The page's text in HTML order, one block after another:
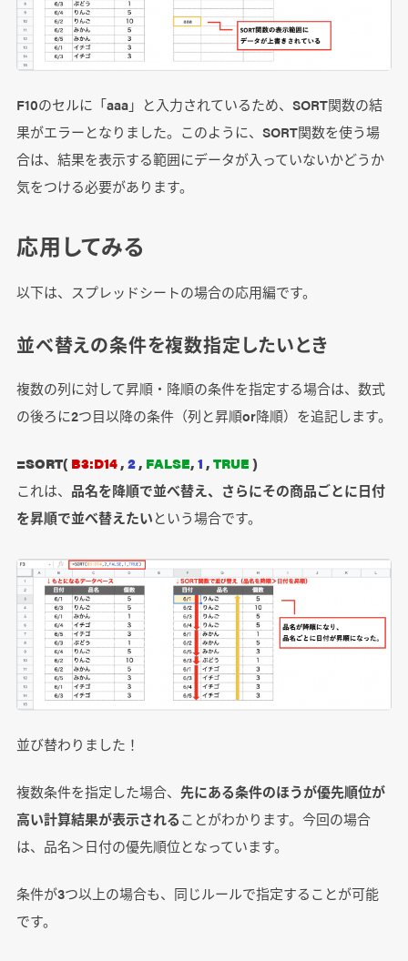
F10のセルに「aaa」と入力されているため、SORT関数の結
果がエラーとなりました。このように、SORT関数を使う場
合は、結果を表示する範囲にデータが入っていないかどうか
気をつける必要があります。
応用してみる
以下は、スプレッドシートの場合の応用編です。
並べ替えの条件を複数指定したいとき
複数の列に対して昇順・降順の条件を指定する場合は、数式
の後ろに2つ目以降の条件（列と昇順or降順）を追記します。
=SORT( B3:D14,2, FALSE,1,TRUE)
これは、 品名を降順で並べ替え、さらにその商品ごとに日付
を昇順で並べ替えたいという場合です。
並び替わりました！
複数条件を指定した場合、 先にある条件のほうが優先順位が
高い計算結果が表示されることがわかります。今回の場合
は、品名＞日付の優先順位となっています。
条件が3つ以上の場合も、同じルールで指定することが可能
です。